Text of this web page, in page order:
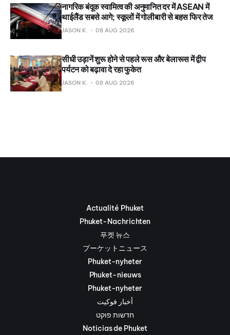
नागरिक बंदूक स्वामित्व की अनुमानित दर में ASEAN में
थाईलैंड सबसे आगे; स्कूलों में गोलीबारी से बहस फिर तेज
JASON K. 08 AUG 2026
सीधी उड़ानें शुरू होने से पहले रूस और बेलारूस में द्वीप
पर्यटन को बढ़ावा दे रहा फुकेत
JASON K. 08 AUG 2026
Actualité Phuket
Phuket-Nachrichten
푸켓 뉴스
プーケットニュース
Phuket-nyheter
Phuket-nieuws
Phuket-nyheter
أخبار فوكيت
חדשות פוקט
Noticias de Phuket